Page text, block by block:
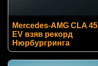
Mercedes-AMG CLA 45
EV взяв рекорд
Нюрбургринга